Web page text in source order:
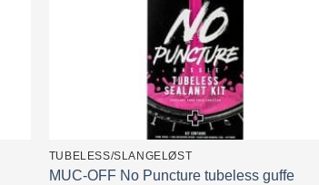
TUBELESS/SLANGELØST
MUC-OFF No Puncture tubeless guffe